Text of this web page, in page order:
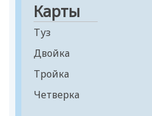
Десятка
Паж
Рыцарь
Королева
Король
Карты
Туз
Двойка
Тройка
Четверка